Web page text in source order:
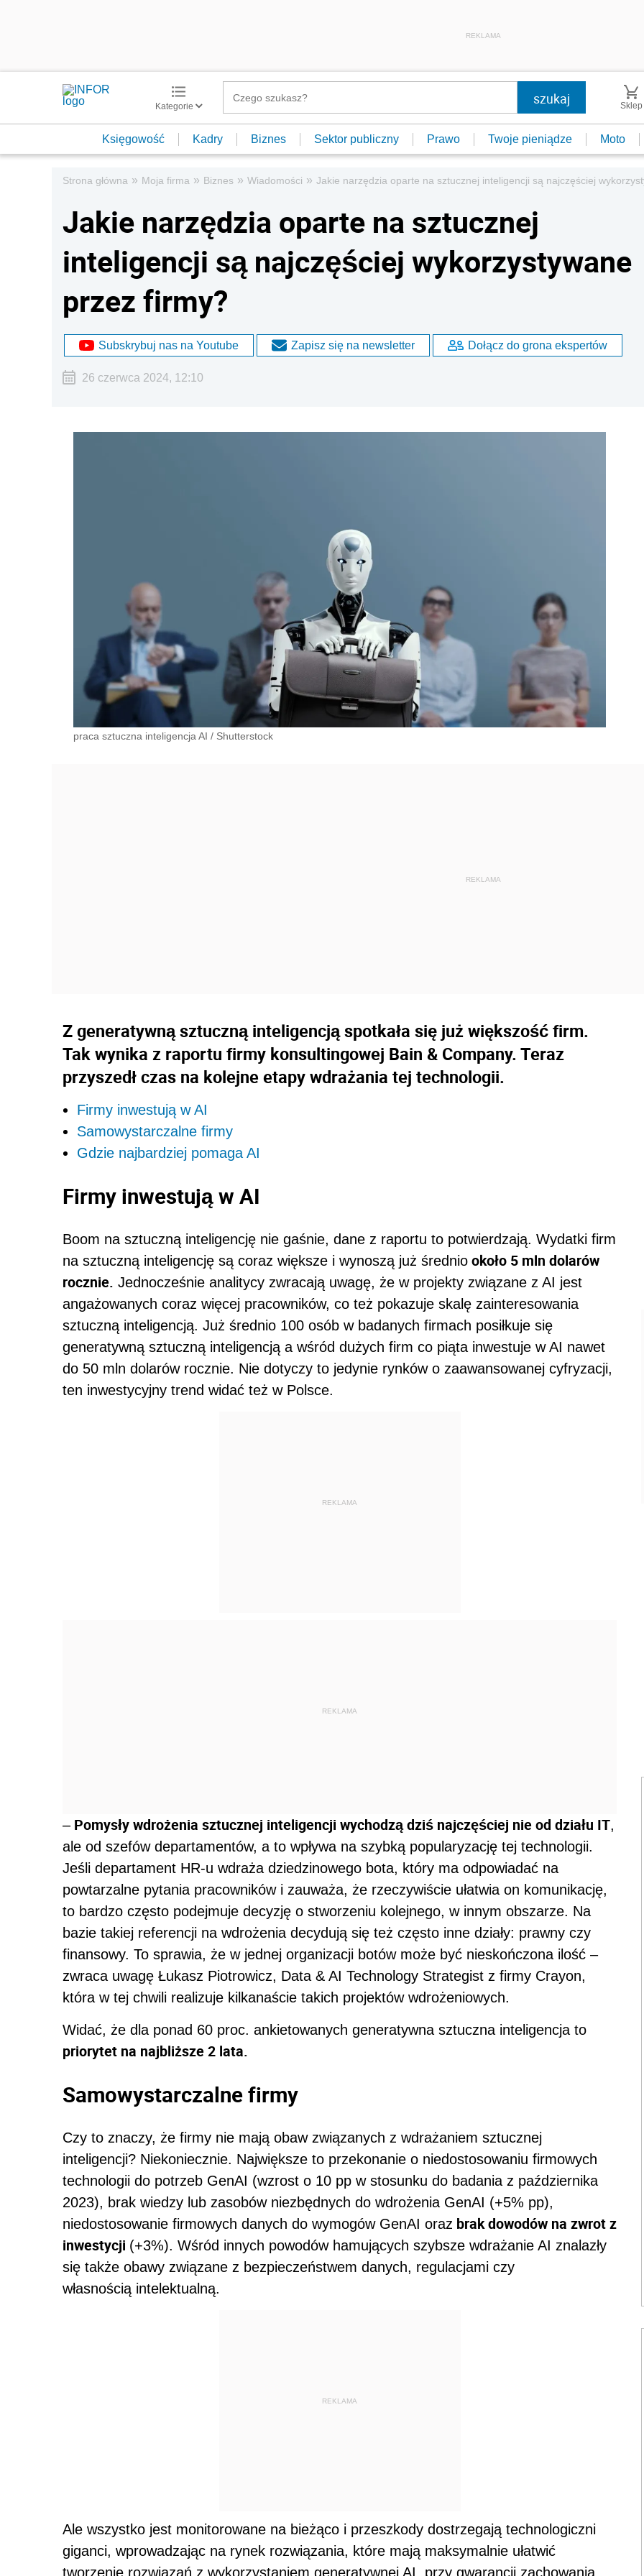
REKLAMA
Kategorie Sklep
Księgowość Kadry Biznes Sektor publiczny Prawo Twoje pieniądze Moto
Strona główna » Moja firma » Biznes » Wiadomości » Jakie narzędzia oparte na sztucznej inteligencji są najczęściej
Jakie narzędzia oparte na sztucznej
inteligencji są najczęściej wykorzystywane
przez firmy?
Subskrybuj nas na Youtube Zapisz się na newsletter Dołącz do grona ekspertów
26 czerwca 2024, 12:10
praca sztuczna inteligencja AI / Shutterstock
Z generatywną sztuczną inteligencją spotkała się już większość firm.
Tak wynika z raportu firmy konsultingowej Bain & Company. Teraz
przyszedł czas na kolejne etapy wdrażania tej technologii.
Firmy inwestują w AI
Samowystarczalne firmy
Gdzie najbardziej pomaga AI
Firmy inwestują w AI
Boom na sztuczną inteligencję nie gaśnie, dane z raportu to potwierdzają. Wydatki firm
na sztuczną inteligencję są coraz większe i wynoszą już średnio około 5 mln dolarów
rocznie. Jednocześnie analitycy zwracają uwagę, że w projekty związane z AI jest
angażowanych coraz więcej pracowników, co też pokazuje skalę zainteresowania
sztuczną inteligencją. Już średnio 100 osób w badanych firmach posiłkuje się
generatywną sztuczną inteligencją a wśród dużych firm co piąta inwestuje w AI nawet
do 50 mln dolarów rocznie. Nie dotyczy to jedynie rynków o zaawansowanej cyfryzacji,
ten inwestycyjny trend widać też w Polsce.
REKLAMA
REKLAMA
–Pomysły wdrożenia sztucznej inteligencji wychodzą dziś najczęściej nie od działu IT,
ale od szefów departamentów, a to wpływa na szybką popularyzację tej technologii.
Jeśli departament HR-u wdraża dziedzinowego bota, który ma odpowiadać na
powtarzalne pytania pracowników i zauważa, że rzeczywiście ułatwia on komunikację,
to bardzo często podejmuje decyzję o stworzeniu kolejnego, w innym obszarze. Na
bazie takiej referencji na wdrożenia decydują się też często inne działy: prawny czy
finansowy. To sprawia, że w jednej organizacji botów może być nieskończona ilość –
zwraca uwagę Łukasz Piotrowicz, Data & AI Technology Strategist z firmy Crayon,
która w tej chwili realizuje kilkanaście takich projektów wdrożeniowych.
Widać, że dla ponad 60 proc. ankietowanych generatywna sztuczna inteligencja to
priorytet na najbliższe 2 lata.
Samowystarczalne firmy
Czy to znaczy, że firmy nie mają obaw związanych z wdrażaniem sztucznej
inteligencji? Niekoniecznie. Największe to przekonanie o niedostosowaniu firmowych
technologii do potrzeb GenAI (wzrost o 10 pp w stosunku do badania z października
2023), brak wiedzy lub zasobów niezbędnych do wdrożenia GenAI (+5% pp),
niedostosowanie firmowych danych do wymogów GenAI oraz brak dowodów na zwrot z
inwestycji (+3%). Wśród innych powodów hamujących szybsze wdrażanie AI znalazły
się także obawy związane z bezpieczeństwem danych, regulacjami czy
własnością intelektualną.
REKLAMA
Ale wszystko jest monitorowane na bieżąco i przeszkody dostrzegają technologiczni
giganci, wprowadzając na rynek rozwiązania, które mają maksymalnie ułatwić
tworzenie rozwiązań z wykorzystaniem generatywnej AI, przy gwarancji zachowania